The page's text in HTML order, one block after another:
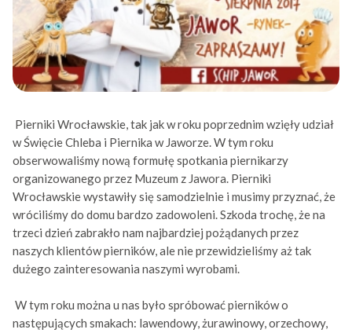
Pierniki Wrocławskie, tak jak w roku poprzednim wzięły udział
w Święcie Chleba i Piernika w Jaworze. W tym roku
obserwowaliśmy nową formułę spotkania piernikarzy
organizowanego przez Muzeum z Jawora. Pierniki
Wrocławskie wystawiły się samodzielnie i musimy przyznać, że
wróciliśmy do domu bardzo zadowoleni. Szkoda trochę, że na
trzeci dzień zabrakło nam najbardziej pożądanych przez
naszych klientów pierników, ale nie przewidzieliśmy aż tak
dużego zainteresowania naszymi wyrobami.
W tym roku można u nas było spróbować pierników o
następujących smakach: lawendowy, żurawinowy, orzechowy,